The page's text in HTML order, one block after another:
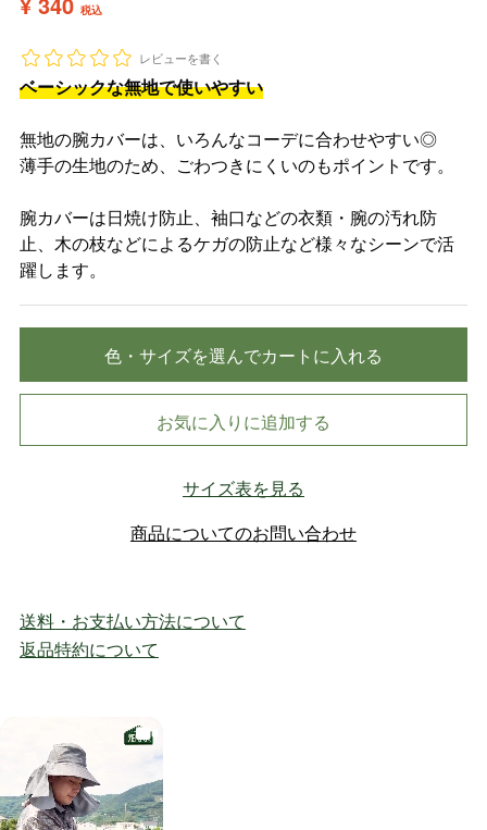
税込
レビューを書く
ベーシックな無地で使いやすい
無地の腕カバーは、いろんなコーデに合わせやすい◎
薄手の生地のため、ごわつきにくいのもポイントです。
腕カバーは日焼け防止、袖口などの衣類・腕の汚れ防
止、木の枝などによるケガの防止など様々なシーンで活
躍します。
色・サイズを選んでカートに入れる
お気に入りに追加する
サイズ表を見る
商品についてのお問い合わせ
送料・お支払い方法について
返品特約について